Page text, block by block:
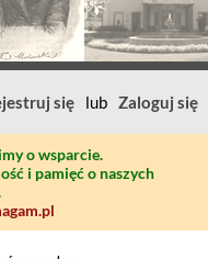
się lub Zaloguj się
o wsparcie.
i pamięć o naszych